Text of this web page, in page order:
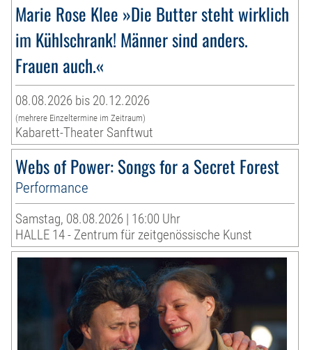
Marie Rose Klee »Die Butter steht wirklich
im Kühlschrank! Männer sind anders.
Frauen auch.«
08.08.2026 bis 20.12.2026
(mehrere Einzeltermine im Zeitraum)
Kabarett-Theater Sanftwut
Webs of Power: Songs for a Secret Forest
Performance
Samstag, 08.08.2026 | 16:00 Uhr
HALLE 14 - Zentrum für zeitgenössische Kunst